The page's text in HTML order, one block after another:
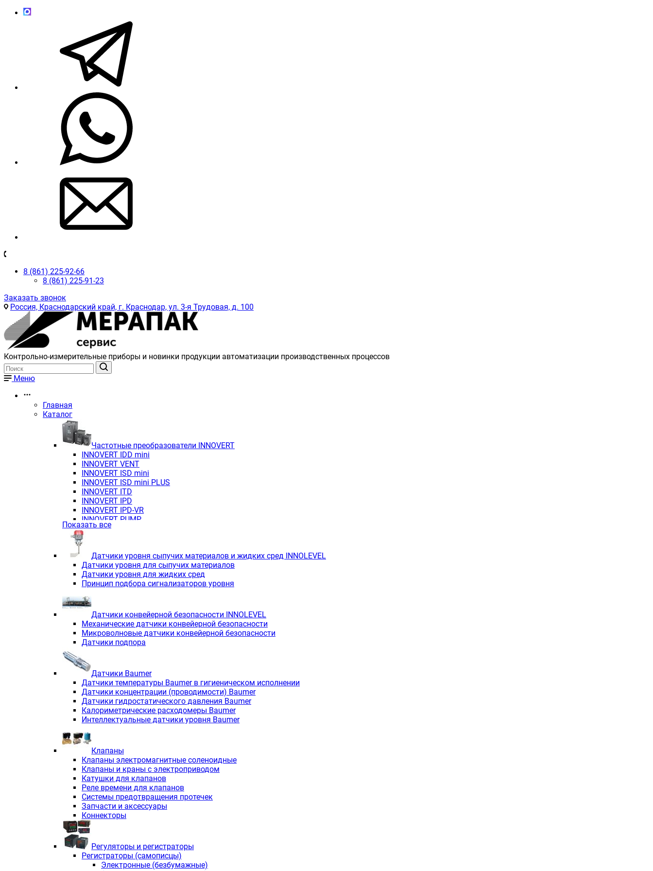
8 (861) 225-92-66
8 (861) 225-91-23
Заказать звонок
Россия, Краснодарский край, г. Краснодар, ул. 3-я Трудовая, д. 100
Контрольно-измерительные приборы и новинки продукции автоматизации производственных процессов
Меню
Главная
Каталог
Частотные преобразователи INNOVERT
INNOVERT IDD mini
INNOVERT VENT
INNOVERT ISD mini
INNOVERT ISD mini PLUS
INNOVERT ITD
INNOVERT IРD
INNOVERT IРD-VR
INNOVERT PUMP
Показать все
Датчики уровня сыпучих материалов и жидких сред INNOLEVEL
Датчики уровня для сыпучих материалов
Датчики уровня для жидких сред
Принцип подбора сигнализаторов уровня
Датчики конвейерной безопасности INNOLEVEL
Механические датчики конвейерной безопасности
Микроволновые датчики конвейерной безопасности
Датчики подпора
Датчики Baumer
Датчики температуры Baumer в гигиеническом исполнении
Датчики концентрации (проводимости) Baumer
Датчики гидростатического давления Baumer
Калориметрические расходомеры Baumer
Интеллектуальные датчики уровня Baumer
Клапаны
Клапаны электромагнитные соленоидные
Клапаны и краны с электроприводом
Катушки для клапанов
Реле времени для клапанов
Системы предотвращения протечек
Запчасти и аксессуары
Коннекторы
Регуляторы и регистраторы
Регистраторы (самописцы)
Электронные (безбумажные)